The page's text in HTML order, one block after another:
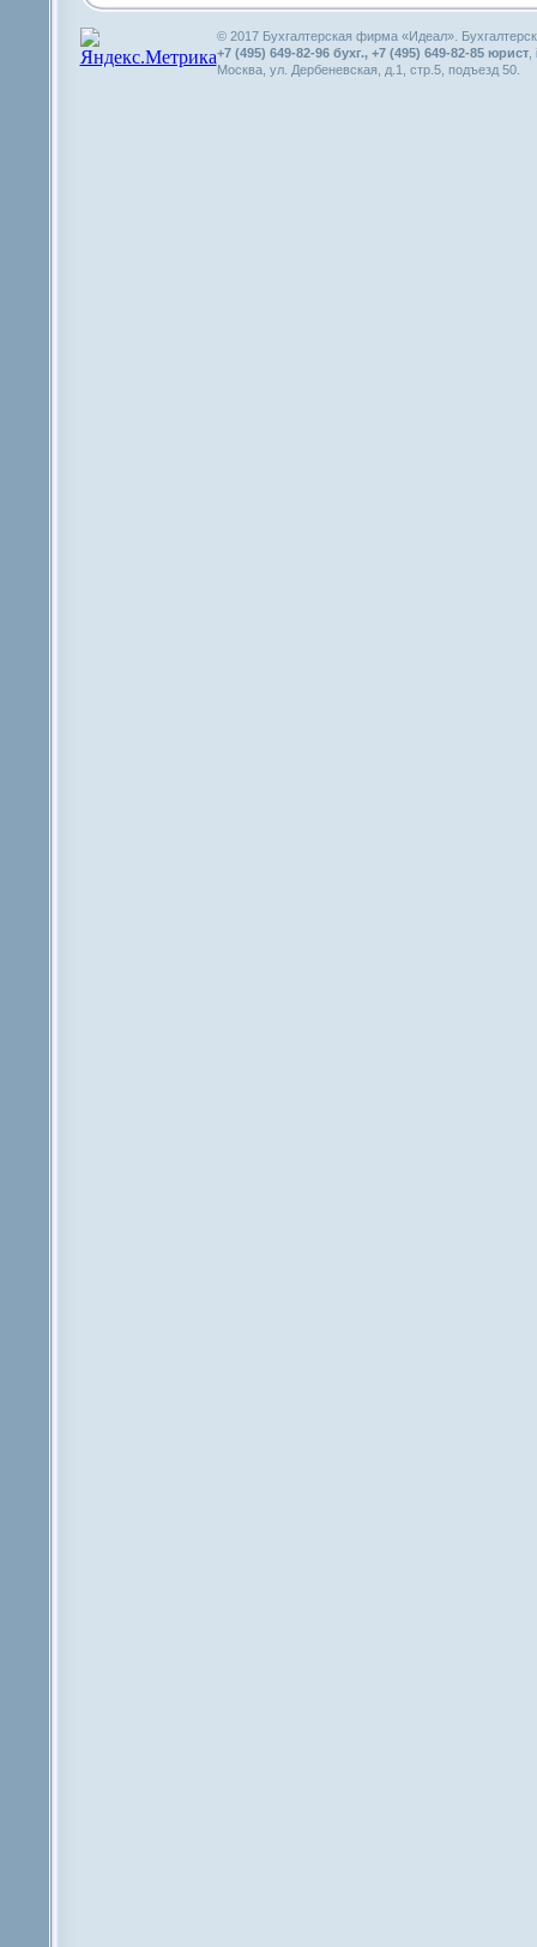
© 2017 Бухгалтерская фирма «Идеал».
+7 (495) 649-82-96 бухг., +7 (495) 649-82-85 юрист,
Москва, ул. Дербеневская, д.1, стр.5, подъезд 50.